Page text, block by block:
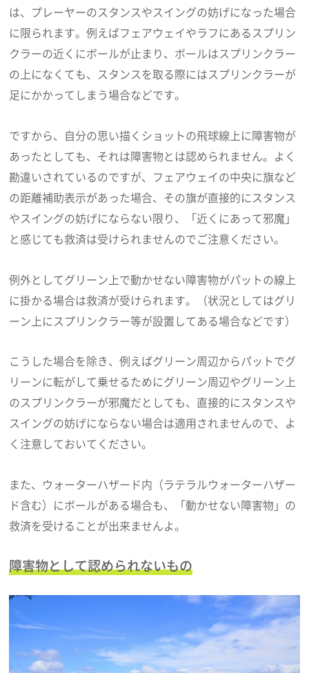
は、プレーヤーのスタンスやスイングの妨げになった場合
に限られます。例えばフェアウェイやラフにあるスプリン
クラーの近くにボールが止まり、ボールはスプリンクラー
の上になくても、スタンスを取る際にはスプリンクラーが
足にかかってしまう場合などです。
ですから、自分の思い描くショットの飛球線上に障害物が
あったとしても、それは障害物とは認められません。よく
勘違いされているのですが、フェアウェイの中央に旗など
の距離補助表示があった場合、その旗が直接的にスタンス
やスイングの妨げにならない限り、「近くにあって邪魔」
と感じても救済は受けられませんのでご注意ください。
例外としてグリーン上で動かせない障害物がパットの線上
に掛かる場合は救済が受けられます。（状況としてはグリ
ーン上にスプリンクラー等が設置してある場合などです）
こうした場合を除き、例えばグリーン周辺からパットでグ
リーンに転がして乗せるためにグリーン周辺やグリーン上
のスプリンクラーが邪魔だとしても、直接的にスタンスや
スイングの妨げにならない場合は適用されませんので、よ
く注意しておいてください。
また、ウォーターハザード内（ラテラルウォーターハザー
ド含む）にボールがある場合も、「動かせない障害物」の
救済を受けることが出来ませんよ。
障害物として認められないもの